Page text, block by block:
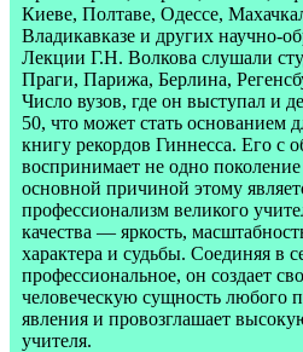
Киеве, Полтаве, Одессе,
Владикавказе и других научно-
Лекции Г.Н. Волкова слушали
Праги, Парижа, Берлина,
Число вузов, где он выступал и
50, что может стать основанием
книгу рекордов Гиннесса. Его с
воспринимает не одно поколение
основной причиной этому
профессионализм великого
качества — яркость,
характера и судьбы. Соединяя в
профессиональное, он создает
человеческую сущность любого
явления и провозглашает
учителя.